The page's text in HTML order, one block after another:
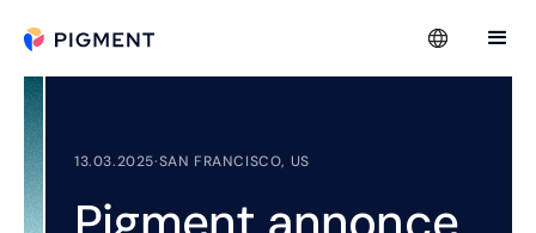
13.03.2025·SAN FRANCISCO, US